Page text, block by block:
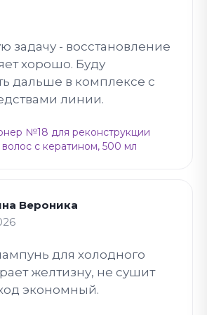
задачу - восстановление
хорошо. Буду
дальше в комплексе с
линии.
№18 для реконструкции
с кератином, 500 мл
Вероника
для холодного
желтизну, не сушит
экономный.